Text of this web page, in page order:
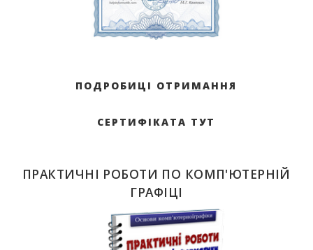
ПОДРОБИЦІ ОТРИМАННЯ
СЕРТИФІКАТА ТУТ
ПРАКТИЧНІ РОБОТИ ПО КОМП'ЮТЕРНІЙ
ГРАФІЦІ